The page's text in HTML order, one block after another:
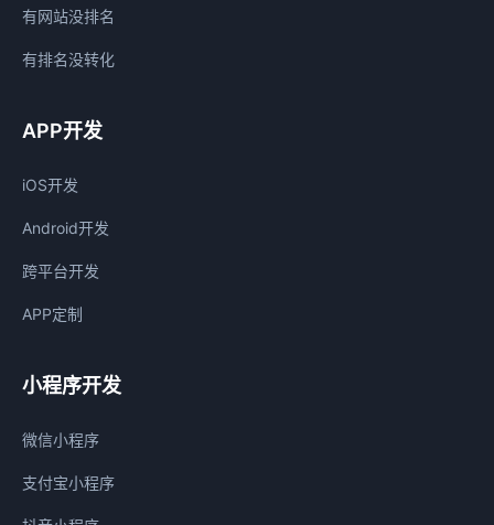
有网站没排名
有排名没转化
APP开发
iOS开发
Android开发
跨平台开发
APP定制
小程序开发
微信小程序
支付宝小程序